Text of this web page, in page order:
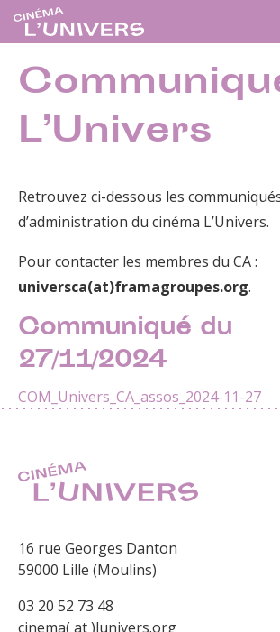
L’Univers
Retrouvez ci-dessous les
d’administration du cinéma L’Univers.
Pour contacter les membres du CA :
universca(at)framagroupes.org.
Communiqué du
27/11/2024
COM_Univers_CA_assos_2024-11-27
16 rue Georges Danton
59000 Lille (Moulins)
03 20 52 73 48
cinema( at )lunivers.org